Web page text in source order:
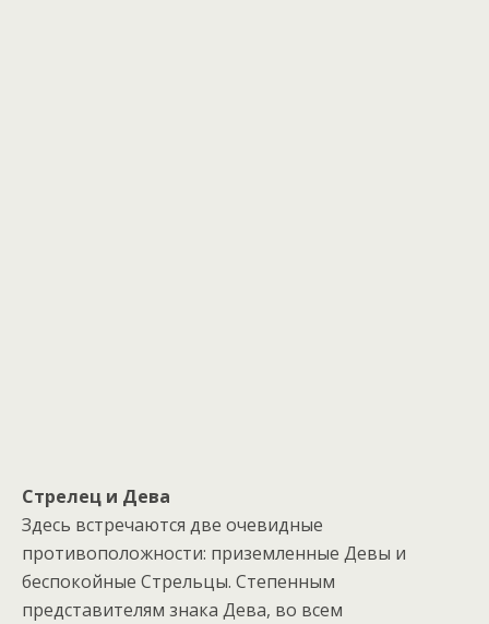
Стрелец и Дева
Здесь встречаются две очевидные
противоположности: приземленные Девы и
беспокойные Стрельцы. Степенным
представителям знака Дева, во всем